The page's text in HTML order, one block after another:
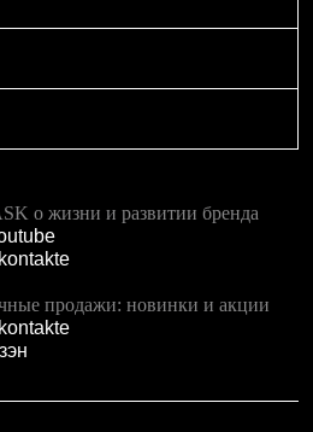
о жизни и развитии бренда
продажи: новинки и акции